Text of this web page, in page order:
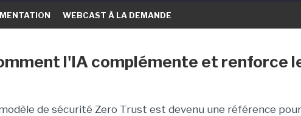
WEBCAST À LA DEMANDE
l'IA complémente et renforce
de sécurité Zero Trust est devenu une référence